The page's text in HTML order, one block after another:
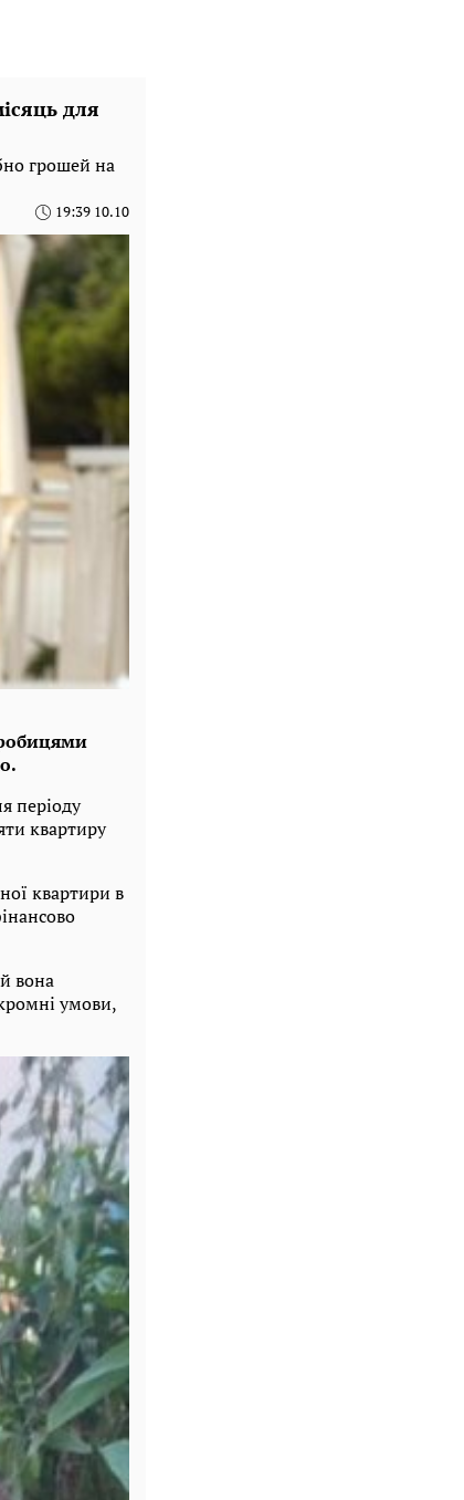
для
грошей на
19:39 10.10
періоду
квартиру
квартири в
вона
умови,